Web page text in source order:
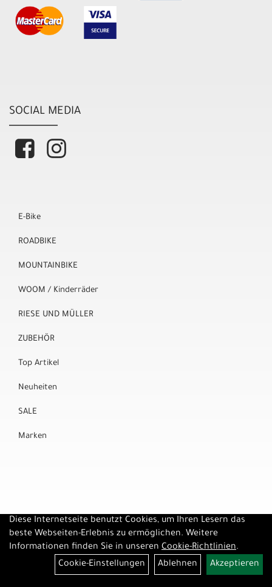
SOCIAL MEDIA
E-Bike
ROADBIKE
MOUNTAINBIKE
WOOM / Kinderräder
RIESE UND MÜLLER
ZUBEHÖR
Top Artikel
Neuheiten
SALE
Marken
Diese Internetseite benutzt Cookies, um Ihren Lesern das
beste Webseiten-Erlebnis zu ermöglichen. Weitere
Informationen finden Sie in unseren Cookie-Richtlinien.
Cookie-Einstellungen
Ablehnen Akzeptieren